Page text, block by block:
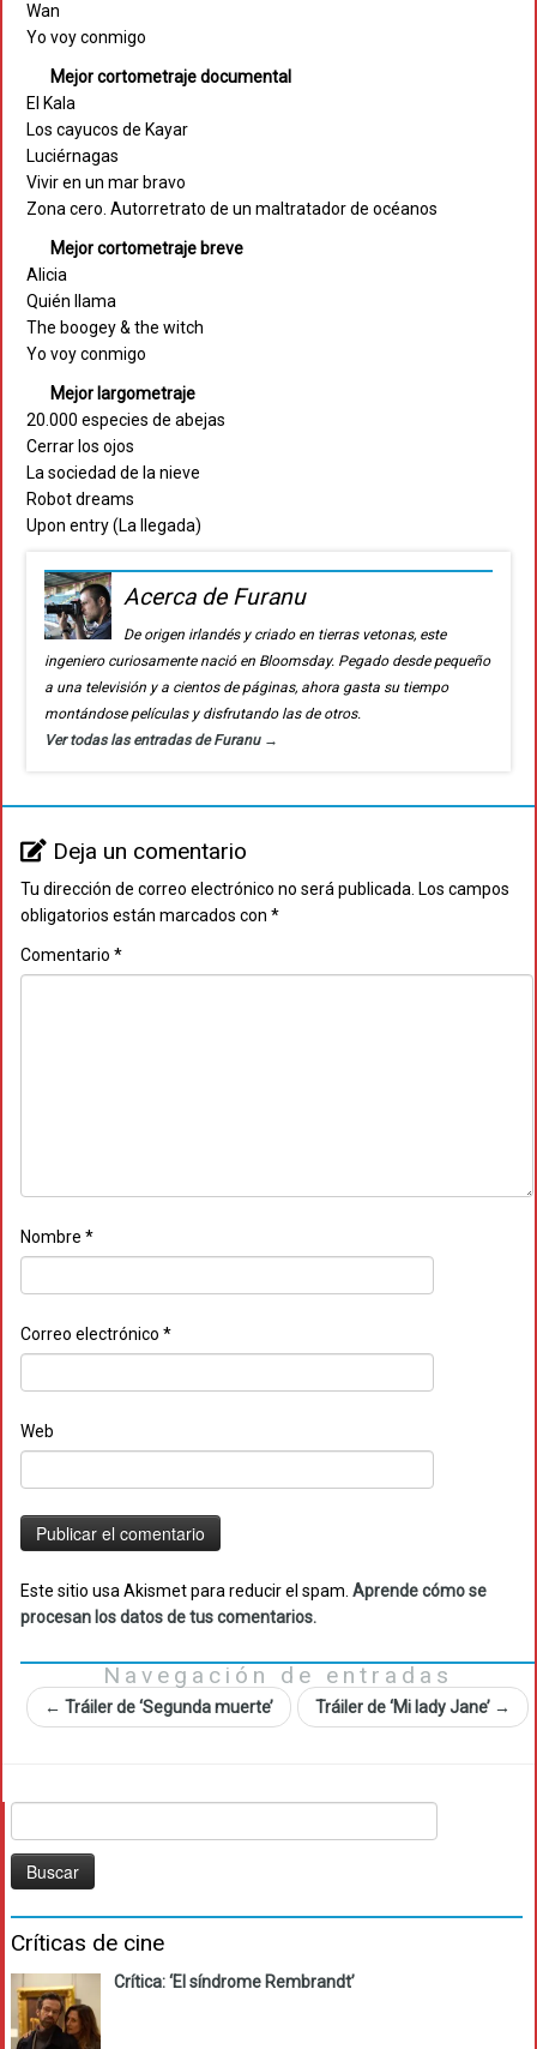
Wan
Yo voy conmigo
Mejor cortometraje documental
El Kala
Los cayucos de Kayar
Luciérnagas
Vivir en un mar bravo
Zona cero. Autorretrato de un maltratador de océanos
Mejor cortometraje breve
Alicia
Quién llama
The boogey & the witch
Yo voy conmigo
Mejor largometraje
20.000 especies de abejas
Cerrar los ojos
La sociedad de la nieve
Robot dreams
Upon entry (La llegada)
Acerca de Furanu
De origen irlandés y criado en tierras vetonas, este
ingeniero curiosamente nació en Bloomsday. Pegado desde pequeño
a una televisión y a cientos de páginas, ahora gasta su tiempo
montándose películas y disfrutando las de otros.
Ver todas las entradas de Furanu →
Deja un comentario
Tu dirección de correo electrónico no será publicada. Los campos
obligatorios están marcados con *
Comentario *
Nombre *
Correo electrónico *
Web
Este sitio usa Akismet para reducir el spam. Aprende cómo se
procesan los datos de tus comentarios.
Navegación de entradas
← Tráiler de ‘Segunda muerte’ Tráiler de ‘Mi lady Jane’ →
Críticas de cine
Crítica: ‘El síndrome Rembrandt’